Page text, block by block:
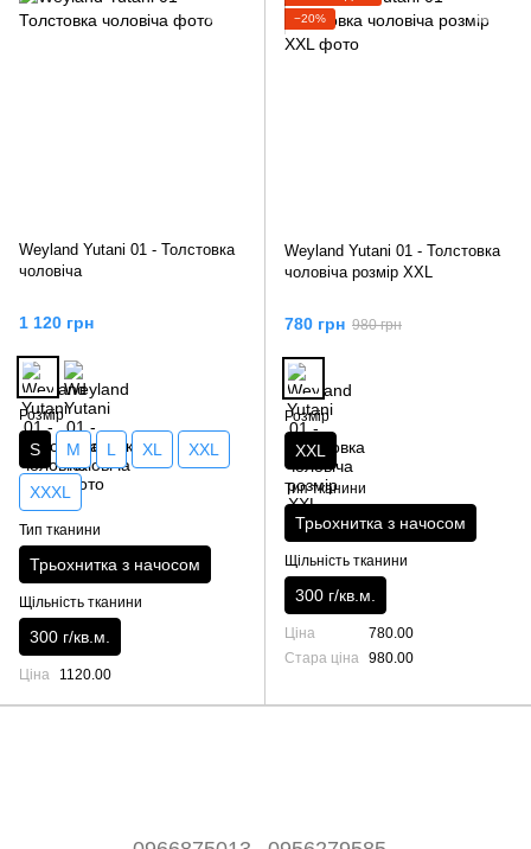
Weyland Yutani 01 - Толстовка
чоловіча
1 120 грн
Розмір
S M L XL XXL
XXXL
Тип тканини
Трьохнитка з начосом
Щільність тканини
300 г/кв.м.
Ціна 1120.00
−20%
Weyland Yutani 01 - Толстовка
чоловіча розмір XXL
780 грн 980 грн
Розмір
XXL
Тип тканини
Трьохнитка з начосом
Щільність тканини
300 г/кв.м.
Ціна
780.00
Стара ціна 980.00